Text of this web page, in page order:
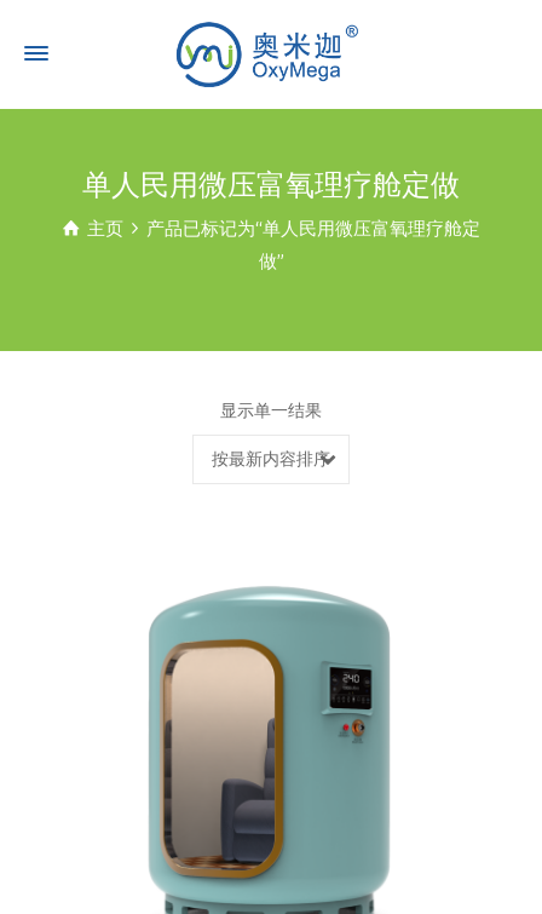
单人民用微压富氧理疗舱定做
主页
产品已标记为“单人民用微压富氧理疗舱定
做”
显示单一结果
按最新内容排序